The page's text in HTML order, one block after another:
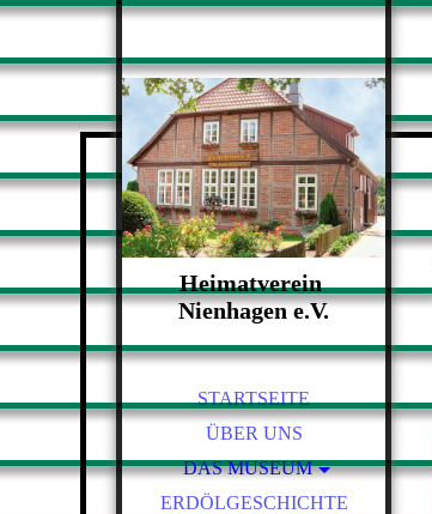
Heimatverein
Nienhagen e.V.
STARTSEITE
ÜBER UNS
DAS MUSEUM
ALTE SCHULE
ERDÖLGESCHICHTE